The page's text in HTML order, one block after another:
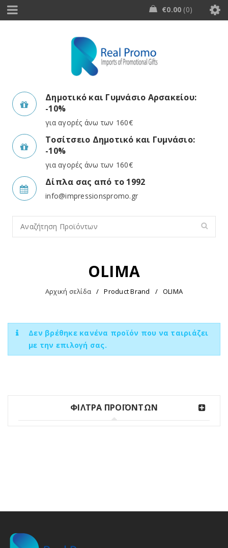
€0.00 0
Δημοτικό και Γυμνάσιο Αρσακείου:
-10%
για αγορές άνω των 160€
Τοσίτσειο Δημοτικό και Γυμνάσιο:
-10%
για αγορές άνω των 160€
Δίπλα σας από το 1992
info@impressionspromo.gr
OLIMA
Αρχική σελίδα / Product Brand / OLIMA
ΦΙΛΤΡΑ ΠΡΟΪΟΝΤΩΝ
Δεν βρέθηκε κανένα προϊόν που να ταιριάζει
με την επιλογή σας.